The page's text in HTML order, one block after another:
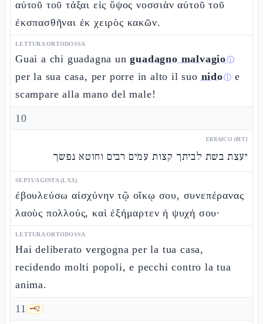
αὐτοῦ τοῦ τάξαι εἰς ὕψος νοσσιὰν αὐτοῦ τοῦ
ἐκσπασθῆναι ἐκ χειρὸς κακῶν.
LETTURA ORTODOSSA
Guai a chi guadagna unguadagno malvagioⓘ
per la sua casa, per porre in alto il suo nidoⓘ e
scampare alla mano del male!
10
EBRAICO (MT)
יעצת בשת לביתך קצות עמים רבים וחוטא נפשך
SEPTUAGINTA (LXX)
ἐβουλεύσω αἰσχύνην τῷ οἴκῳ σου, συνεπέρανας
λαοὺς πολλούς, καὶ ἐξήμαρτεν ἡ ψυχή σου·
LETTURA ORTODOSSA
Hai deliberato vergogna per la tua casa,
recidendo molti popoli, e pecchi contro la tua
anima.
11 🗝️2